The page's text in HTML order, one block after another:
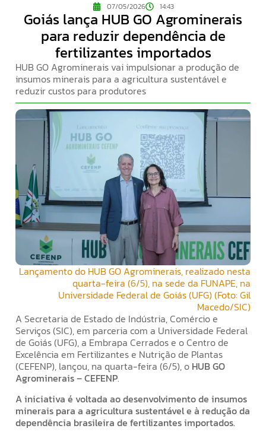
07/05/2026 14:43
Goiás lança HUB GO Agrominerais
para reduzir dependência de
fertilizantes importados
HUB GO Agrominerais vai impulsionar a produção de
insumos minerais para a agricultura sustentável e
reduzir custos para produtores
Lançamento do HUB GO Agrominerais, realizado nesta
quarta-feira (6/5), na sede da FUNAPE, na
Universidade Federal de Goiás (UFG) (Foto: Gil
Macedo/SIC)
A Secretaria de Estado de Indústria, Comércio e
Serviços (SIC), em parceria com a Universidade Federal
de Goiás (UFG), a Embrapa Cerrados e o Centro de
Excelência em Fertilizantes e Nutrição de Plantas
(CEFENP), lançou, na quarta-feira (6/5), o HUB GO
Agrominerais – CEFENP.
A iniciativa é voltada ao desenvolvimento de insumos
minerais para a agricultura sustentável e à redução da
dependência brasileira de fertilizantes importados.